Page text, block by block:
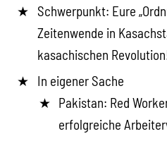
Schwerpunkt: Eure
Zeitenwende in
kasachischen
In eigener Sache
Pakistan: Red
erfolgreiche